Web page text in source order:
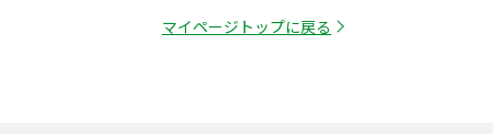
マイページトップに戻る